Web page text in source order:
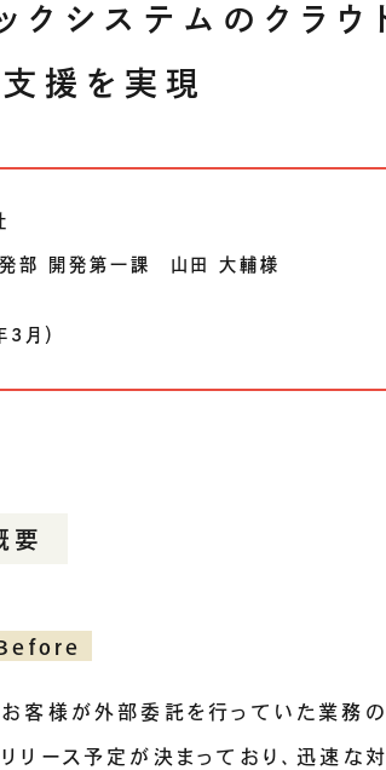
クシステムのクラウ
援を実現
発部 開発第一課 山田 大輔様
月）
要
客様が外部委託を行っていた業務
リース予定が決まっており、迅速な